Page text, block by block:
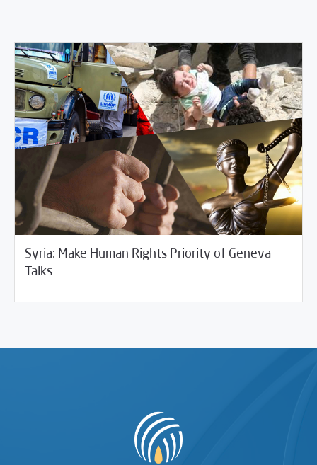
Syria: Make Human Rights Priority of Geneva
Talks
21/2017 2017